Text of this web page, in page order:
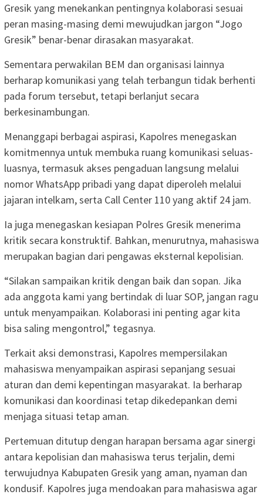
Gresik yang menekankan pentingnya kolaborasi sesuai
peran masing-masing demi mewujudkan jargon “Jogo
Gresik” benar-benar dirasakan masyarakat.
Sementara perwakilan BEM dan organisasi lainnya
berharap komunikasi yang telah terbangun tidak berhenti
pada forum tersebut, tetapi berlanjut secara
berkesinambungan.
Menanggapi berbagai aspirasi, Kapolres menegaskan
komitmennya untuk membuka ruang komunikasi seluas-
luasnya, termasuk akses pengaduan langsung melalui
nomor WhatsApp pribadi yang dapat diperoleh melalui
jajaran intelkam, serta Call Center 110 yang aktif 24 jam.
Ia juga menegaskan kesiapan Polres Gresik menerima
kritik secara konstruktif. Bahkan, menurutnya, mahasiswa
merupakan bagian dari pengawas eksternal kepolisian.
“Silakan sampaikan kritik dengan baik dan sopan. Jika
ada anggota kami yang bertindak di luar SOP, jangan ragu
untuk menyampaikan. Kolaborasi ini penting agar kita
bisa saling mengontrol,” tegasnya.
Terkait aksi demonstrasi, Kapolres mempersilakan
mahasiswa menyampaikan aspirasi sepanjang sesuai
aturan dan demi kepentingan masyarakat. Ia berharap
komunikasi dan koordinasi tetap dikedepankan demi
menjaga situasi tetap aman.
Pertemuan ditutup dengan harapan bersama agar sinergi
antara kepolisian dan mahasiswa terus terjalin, demi
terwujudnya Kabupaten Gresik yang aman, nyaman dan
kondusif. Kapolres juga mendoakan para mahasiswa agar